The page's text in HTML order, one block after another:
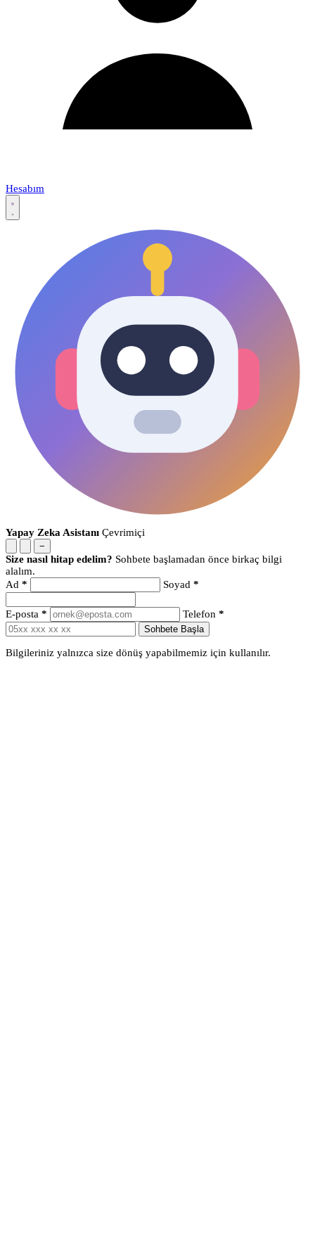
Hesabım
Yapay Zeka Asistanı Çevrimiçi
−
Size nasıl hitap edelim? Sohbete başlamadan önce birkaç bilgi
alalım.
Ad * Soyad *
E-posta * Telefon *
Sohbete Başla
Bilgileriniz yalnızca size dönüş yapabilmemiz için kullanılır.